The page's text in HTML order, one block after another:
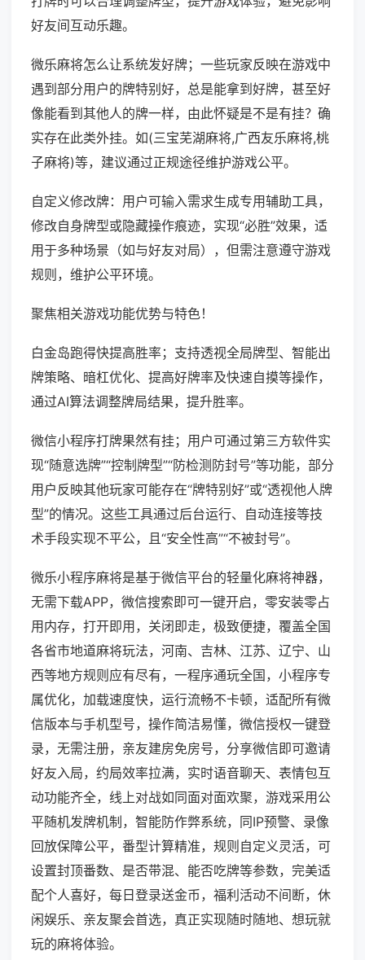
好友间互动乐趣。
微乐麻将怎么让系统发好牌；一些玩家反映在游戏中
遇到部分用户的牌特别好，总是能拿到好牌，甚至好
像能看到其他人的牌一样，由此怀疑是不是有挂？确
实存在此类外挂。如(三宝芜湖麻将,广西友乐麻将,桃
子麻将)等，建议通过正规途径维护游戏公平。
自定义修改牌：用户可输入需求生成专用辅助工具，
修改自身牌型或隐藏操作痕迹，实现“必胜”效果，适
用于多种场景（如与好友对局），但需注意遵守游戏
规则，维护公平环境。
聚焦相关游戏功能优势与特色！
白金岛跑得快提高胜率；支持透视全局牌型、智能出
牌策略、暗杠优化、提高好牌率及快速自摸等操作，
通过AI算法调整牌局结果，提升胜率。
微信小程序打牌果然有挂；用户可通过第三方软件实
现“随意选牌”“控制牌型”“防检测防封号”等功能，部分
用户反映其他玩家可能存在“牌特别好”或“透视他人牌
型”的情况。这些工具通过后台运行、自动连接等技
术手段实现不平公，且“安全性高”“不被封号”。
微乐小程序麻将是基于微信平台的轻量化麻将神器，
无需下载APP，微信搜索即可一键开启，零安装零占
用内存，打开即用，关闭即走，极致便捷，覆盖全国
各省市地道麻将玩法，河南、吉林、江苏、辽宁、山
西等地方规则应有尽有，一程序通玩全国，小程序专
属优化，加载速度快，运行流畅不卡顿，适配所有微
信版本与手机型号，操作简洁易懂，微信授权一键登
录，无需注册，亲友建房免房号，分享微信即可邀请
好友入局，约局效率拉满，实时语音聊天、表情包互
动功能齐全，线上对战如同面对面欢聚，游戏采用公
平随机发牌机制，智能防作弊系统，同IP预警、录像
回放保障公平，番型计算精准，规则自定义灵活，可
设置封顶番数、是否带混、能否吃牌等参数，完美适
配个人喜好，每日登录送金币，福利活动不间断，休
闲娱乐、亲友聚会首选，真正实现随时随地、想玩就
玩的麻将体验。